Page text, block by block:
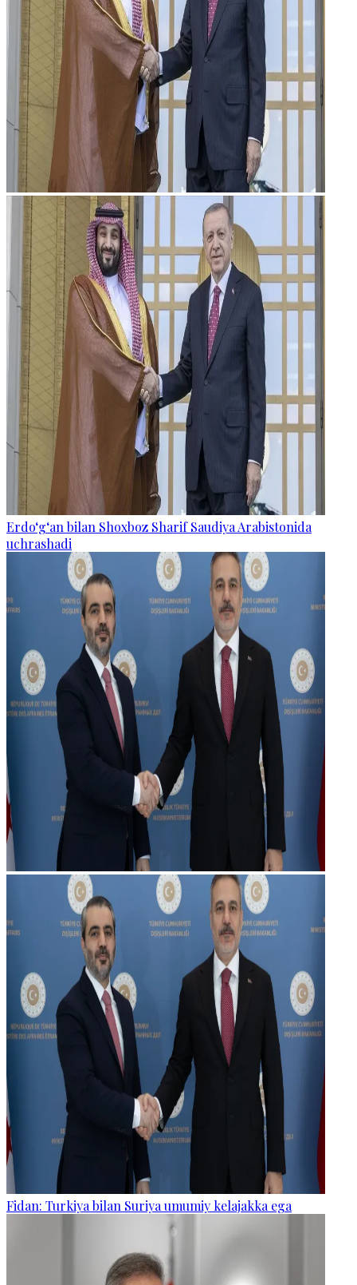
Erdo‘g‘an bilan Shoxboz Sharif Saudiya Arabistonida
uchrashadi
Fidan: Turkiya bilan Suriya umumiy kelajakka ega